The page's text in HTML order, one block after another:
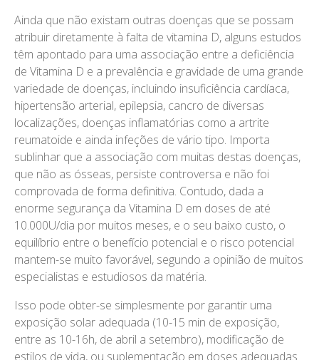
Ainda que não existam outras doenças que se possam
atribuir diretamente à falta de vitamina D, alguns estudos
têm apontado para uma associação entre a deficiência
de Vitamina D e a prevalência e gravidade de uma grande
variedade de doenças, incluindo insuficiência cardíaca,
hipertensão arterial, epilepsia, cancro de diversas
localizações, doenças inflamatórias como a artrite
reumatoide e ainda infeções de vário tipo. Importa
sublinhar que a associação com muitas destas doenças,
que não as ósseas, persiste controversa e não foi
comprovada de forma definitiva. Contudo, dada a
enorme segurança da Vitamina D em doses de até
10.000U/dia por muitos meses, e o seu baixo custo, o
equilíbrio entre o benefício potencial e o risco potencial
mantem-se muito favorável, segundo a opinião de muitos
especialistas e estudiosos da matéria.
Isso pode obter-se simplesmente por garantir uma
exposição solar adequada (10-15 min de exposição,
entre as 10-16h, de abril a setembro), modificação de
estilos de vida, ou suplementação em doses adequadas